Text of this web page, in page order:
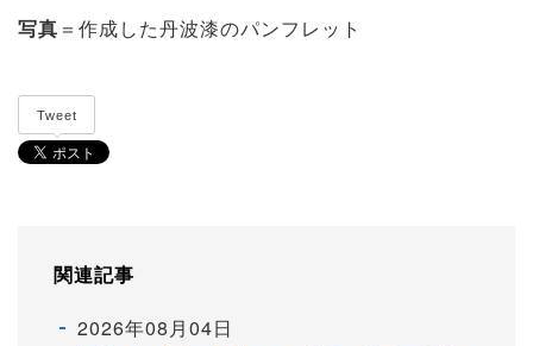
写真 ＝作成した丹波漆のパンフレット
Tweet
関連記事
2026年08月04日